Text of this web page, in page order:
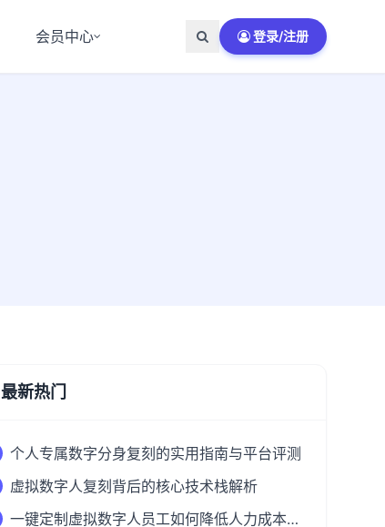
会员中心 登录/注册
最新热门
个人专属数字分身复刻的实用指南与平台评测
虚拟数字人复刻背后的核心技术栈解析
一键定制虚拟数字人员工如何降低人力成本